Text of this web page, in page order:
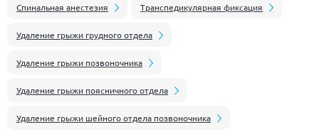
Спинальная анестезия Транспедикулярная фиксация
Удаление грыжи грудного отдела
Удаление грыжи позвоночника
Удаление грыжи поясничного отдела
Удаление грыжи шейного отдела позвоночника